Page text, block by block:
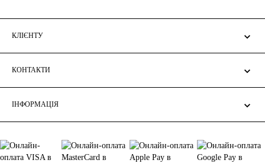
КЛІЄНТУ
КОНТАКТИ
ІНФОРМАЦІЯ